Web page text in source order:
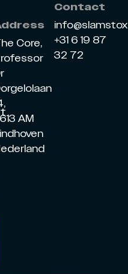
Core,
AM
Contact
+31 6 19 87
32 72